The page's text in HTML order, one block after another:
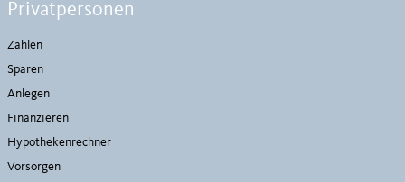
Privatpersonen
Zahlen
Sparen
Anlegen
Finanzieren
Hypothekenrechner
Vorsorgen